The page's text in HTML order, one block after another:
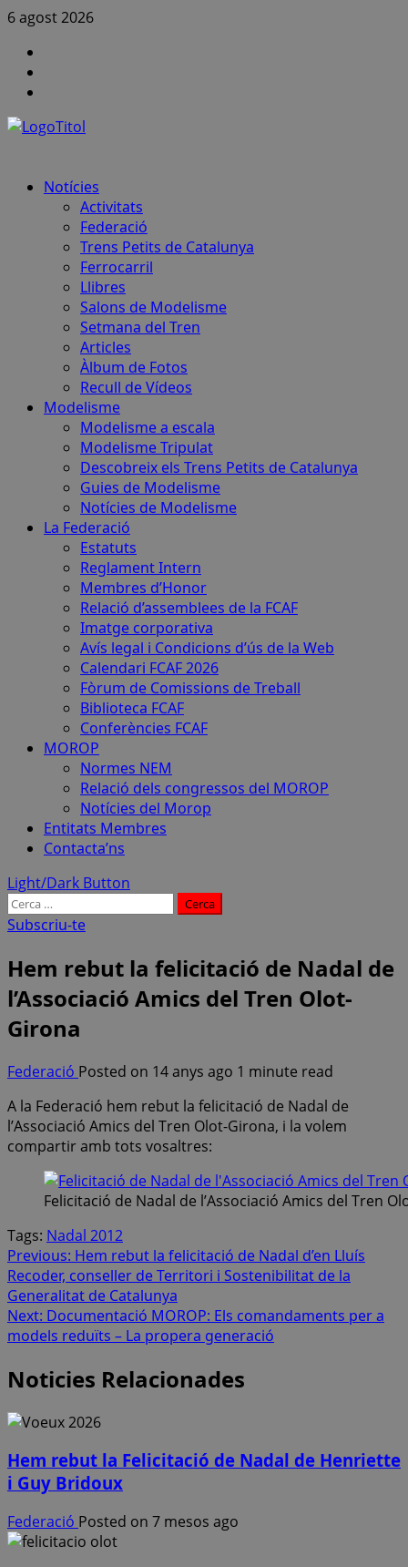
Skip
content
6 agost 2026
FCAF
PrimaryNotícies
Activitats
Federació
Trens Petits de Catalunya
Ferrocarril
Llibres
Salons de Modelisme
Setmana del Tren
Articles
Àlbum de Fotos
Recull de Vídeos
Modelisme
Modelisme a escala
Modelisme Tripulat
Descobreix els Trens Petits de Catalunya
Guies de Modelisme
Notícies de Modelisme
La Federació
Estatuts
Reglament Intern
Membres d’Honor
Relació d’assemblees de la FCAF
Imatge corporativa
Avís legal i Condicions d’ús de la Web
Calendari FCAF 2026
Fòrum de Comissions de Treball
Biblioteca FCAF
Conferències FCAF
MOROP
Normes NEM
Relació dels congressos del MOROP
Notícies del Morop
Entitats Membres
Contacta’ns
Light/Dark Button
Cerca:
Subscriu-te
Hem rebut la felicitació de Nadal de
l’Associació Amics del Tren Olot-
Girona
Federació Posted on 14 anys ago 1 minute read
A la Federació hem rebut la felicitació de Nadal de
l’Associació Amics del Tren Olot-Girona, i la volem
compartir amb tots vosaltres:
Felicitació de Nadal de l’Associació Amics del Tren
Tags: Nadal 2012
Post
navigation
Previous: Hem rebut la felicitació de Nadal d’en Lluís
Recoder, conseller de Territori i Sostenibilitat de la
Generalitat de Catalunya
Next: Documentació MOROP: Els comandaments per a
models reduïts – La propera generació
Noticies Relacionades
Hem rebut la Felicitació de Nadal de Henriette
i Guy Bridoux
Federació Posted on 7 mesos ago